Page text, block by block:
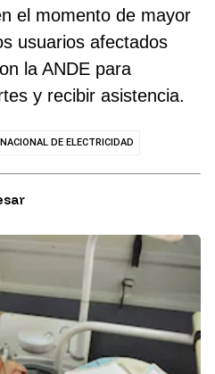
el momento de mayor
usuarios afectados
la ANDE para
y recibir asistencia.
DE ELECTRICIDAD